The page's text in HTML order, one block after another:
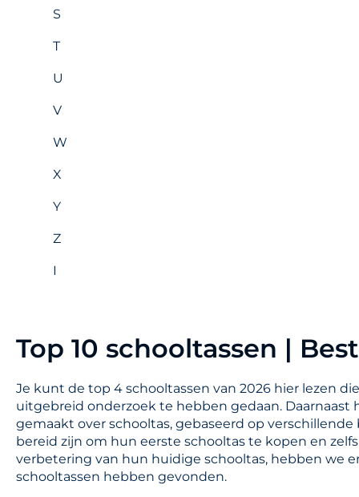
S
T
U
V
W
X
Y
Z
I
Top 10 schooltassen |
Je kunt de top 4 schooltassen van 2026 hier lezen
uitgebreid onderzoek te hebben gedaan.
gemaakt over schooltas, gebaseerd op
bereid zijn om hun eerste schooltas te kopen en
verbetering van hun huidige schooltas, hebben we
schooltassen hebben gevonden.